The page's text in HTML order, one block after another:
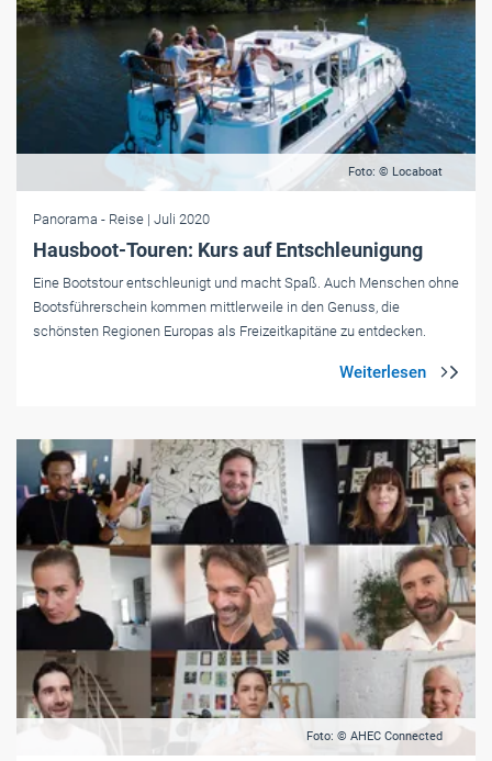
Foto: © Locaboat
Panorama - Reise | Juli 2020
Hausboot-Touren: Kurs auf Entschleunigung
Eine Bootstour entschleunigt und macht Spaß. Auch Menschen ohne
Bootsführerschein kommen mittlerweile in den Genuss, die
schönsten Regionen Europas als Freizeitkapitäne zu entdecken.
Foto: © AHEC Connected